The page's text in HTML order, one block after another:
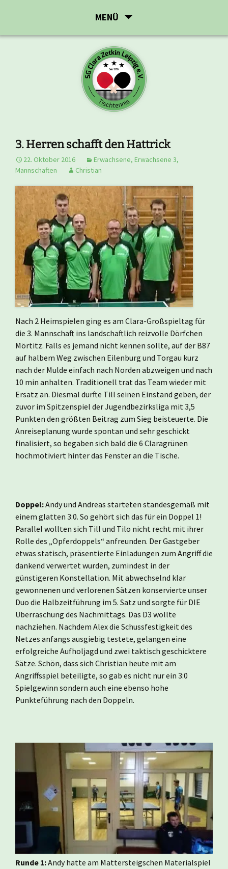
MENÜ
3. Herren schafft den Hattrick
22. Oktober 2016 Erwachsene, Erwachsene 3,
Mannschaften
Christian
Nach 2 Heimspielen ging es am Clara-Großspieltag für
die 3. Mannschaft ins landschaftlich reizvolle Dörfchen
Mörtitz. Falls es jemand nicht kennen sollte, auf der B87
auf halbem Weg zwischen Eilenburg und Torgau kurz
nach der Mulde einfach nach Norden abzweigen und nach
10 min anhalten. Traditionell trat das Team wieder mit
Ersatz an. Diesmal durfte Till seinen Einstand geben, der
zuvor im Spitzenspiel der Jugendbezirksliga mit 3,5
Punkten den größten Beitrag zum Sieg beisteuerte. Die
Anreiseplanung wurde spontan und sehr geschickt
finalisiert, so begaben sich bald die 6 Claragrünen
hochmotiviert hinter das Fenster an die Tische.
Doppel:Andy und Andreas starteten standesgemäß mit
einem glatten 3:0. So gehört sich das für ein Doppel 1!
Parallel wollten sich Till und Tilo nicht recht mit ihrer
Rolle des „Opferdoppels“ anfreunden. Der Gastgeber
etwas statisch, präsentierte Einladungen zum Angriff die
dankend verwertet wurden, zumindest in der
günstigeren Konstellation. Mit abwechselnd klar
gewonnenen und verlorenen Sätzen konservierte unser
Duo die Halbzeitführung im 5. Satz und sorgte für DIE
Überraschung des Nachmittags. Das D3 wollte
nachziehen. Nachdem Alex die Schussfestigkeit des
Netzes anfangs ausgiebig testete, gelangen eine
erfolgreiche Aufholjagd und zwei taktisch geschicktere
Sätze. Schön, dass sich Christian heute mit am
Angriffsspiel beteiligte, so gab es nicht nur ein 3:0
Spielgewinn sondern auch eine ebenso hohe
Punkteführung nach den Doppeln.
Runde 1:Andy hatte am Mattersteigschen Materialspiel